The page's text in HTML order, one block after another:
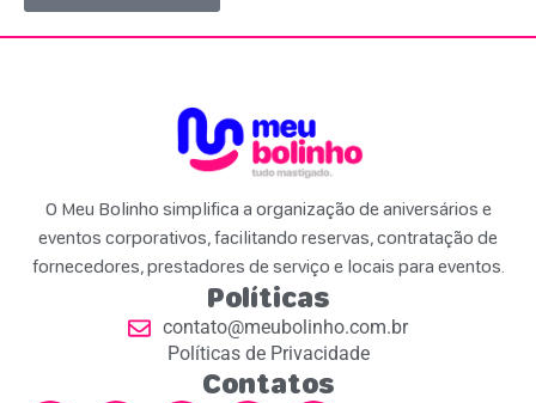
O Meu Bolinho simplifica a organização de aniversários e
eventos corporativos, facilitando reservas, contratação de
fornecedores, prestadores de serviço e locais para eventos.
Políticas
contato@meubolinho.com.br
Políticas de Privacidade
Contatos